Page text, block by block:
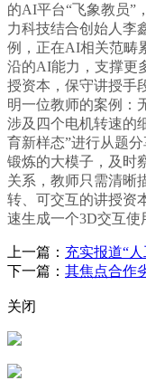
的AI平台“飞象教员”
力科技结合创始人李
例，正在AI相关范畴
沿的AI能力，支撑更
授资本，保守讲授手
明一位教师的案例：
涉及四个电机转速的
育新样态”进行从题
锻炼的大模子，及时
关系，教师只需清晰
转、可交互的讲授资
速生成一个3D交互使
上一篇： 充实报道“
下一篇： 其焦点合作
关闭